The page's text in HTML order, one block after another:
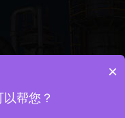
座6楼609
×
帮您？